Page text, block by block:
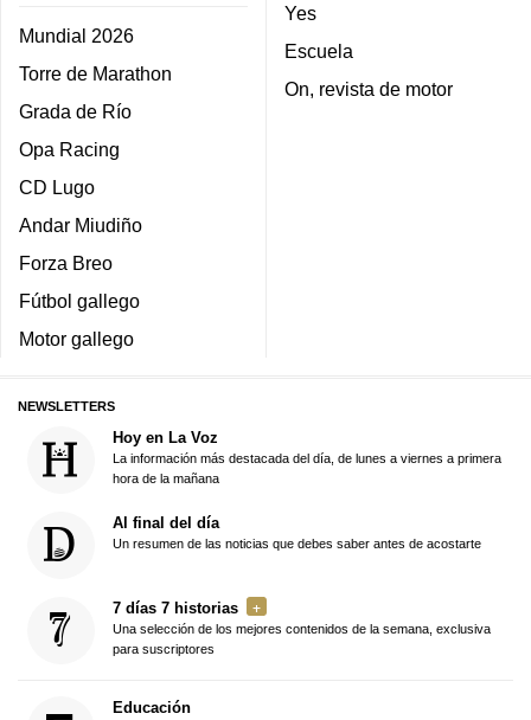
Mundial 2026
Torre de Marathon
Grada de Río
Opa Racing
CD Lugo
Andar Miudiño
Forza Breo
Fútbol gallego
Motor gallego
Yes
Escuela
On, revista de motor
NEWSLETTERS
Hoy en La Voz
La información más destacada del día, de lunes a viernes a primera
hora de la mañana
Al final del día
Un resumen de las noticias que debes saber antes de acostarte
7 días 7 historias
Una selección de los mejores contenidos de la semana, exclusiva
para suscriptores
Educación